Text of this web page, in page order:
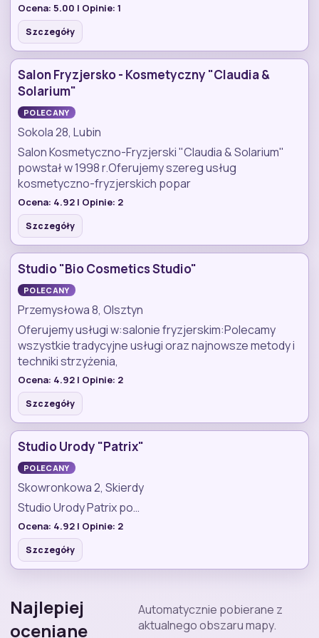
Ocena: 5.00 | Opinie: 1
Szczegóły
Salon Fryzjersko - Kosmetyczny "Claudia &
Solarium"
POLECANY
Sokola 28, Lubin
Salon Kosmetyczno-Fryzjerski "Claudia & Solarium"
powstał w 1998 r.Oferujemy szereg usług
kosmetyczno-fryzjerskich popar
Ocena: 4.92 | Opinie: 2
Szczegóły
Studio "Bio Cosmetics Studio"
POLECANY
Przemysłowa 8, Olsztyn
Oferujemy usługi w:salonie fryzjerskim:Polecamy
wszystkie tradycyjne usługi oraz najnowsze metody i
techniki strzyżenia,
Ocena: 4.92 | Opinie: 2
Szczegóły
Studio Urody "Patrix"
POLECANY
Skowronkowa 2, Skierdy
Studio Urody Patrix po…
Ocena: 4.92 | Opinie: 2
Szczegóły
Najlepiej
oceniane
Automatycznie pobierane z
aktualnego obszaru mapy.